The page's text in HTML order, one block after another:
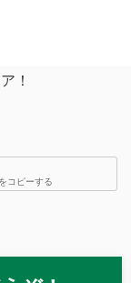
！
コピーする